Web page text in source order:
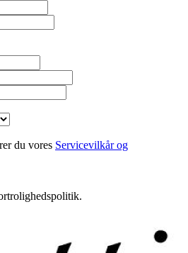
du vores Servicevilkår og